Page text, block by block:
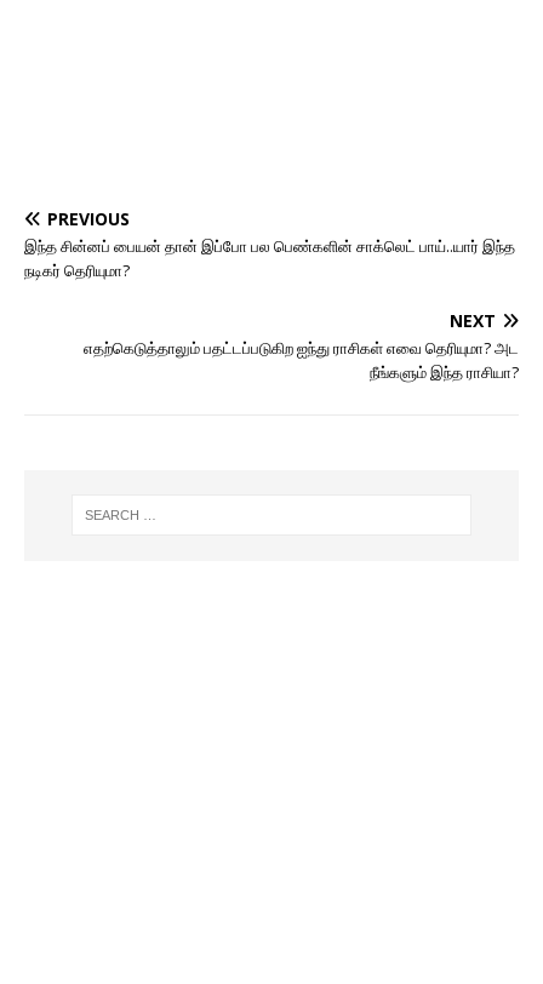
PREVIOUS
இந்த சின்னப் பையன் தான் இப்போ பல பெண்களின் சாக்லெட் பாய்..யார் இந்த
நடிகர் தெரியுமா?
NEXT
எதற்கெடுத்தாலும் பதட்டப்படுகிற ஐந்து ராசிகள் எவை தெரியுமா? அட
நீங்களும் இந்த ராசியா?